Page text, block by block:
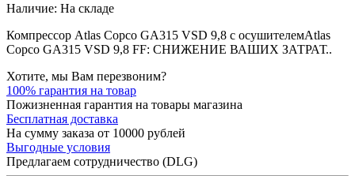
Наличие: На складе
Компрессор Atlas Copco GA315 VSD 9,8 с осушителемAtlas
Copco GA315 VSD 9,8 FF: СНИЖЕНИЕ ВАШИХ ЗАТРАТ..
Хотите, мы Вам перезвоним?
100% гарантия на товар
Пожизненная гарантия на товары магазина
Бесплатная доставка
На сумму заказа от 10000 рублей
Выгодные условия
Предлагаем сотрудничество (DLG)